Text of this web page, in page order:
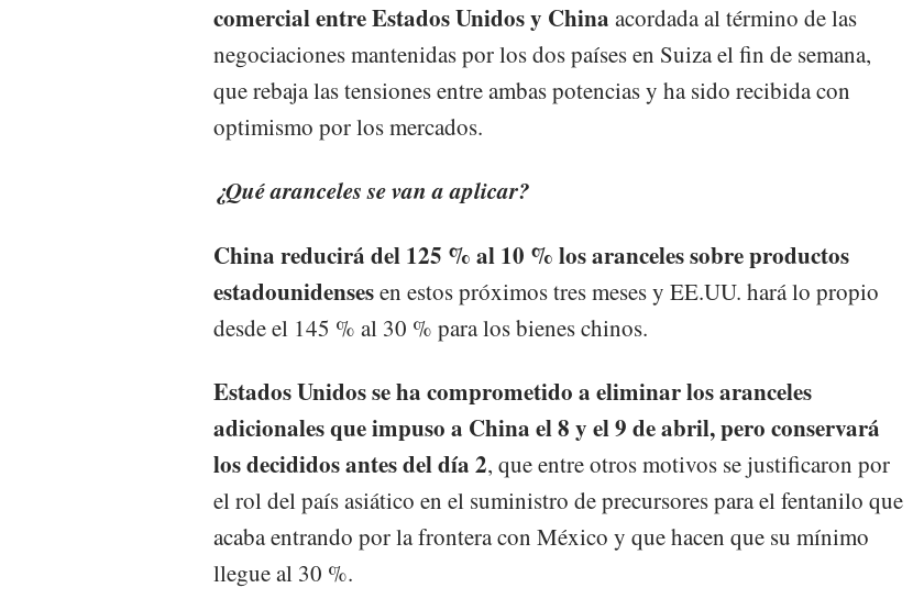
comercial entre Estados Unidos y China acordada al término de las
negociaciones mantenidas por los dos países en Suiza el fin de semana,
que rebaja las tensiones entre ambas potencias y ha sido recibida con
optimismo por los mercados.
¿Qué aranceles se van a aplicar?
China reducirá del 125 % al 10 % los aranceles sobre productos
estadounidensesen estos próximos tres meses y EE.UU. hará lo propio
desde el 145 % al 30 % para los bienes chinos.
Estados Unidos se ha comprometido a eliminar los aranceles
adicionales que impuso a China el 8 y el 9 de abril, pero conservará
los decididos antes del día 2, que entre otros motivos se justificaron por
el rol del país asiático en el suministro de precursores para el fentanilo que
acaba entrando por la frontera con México y que hacen que su mínimo
llegue al 30 %.